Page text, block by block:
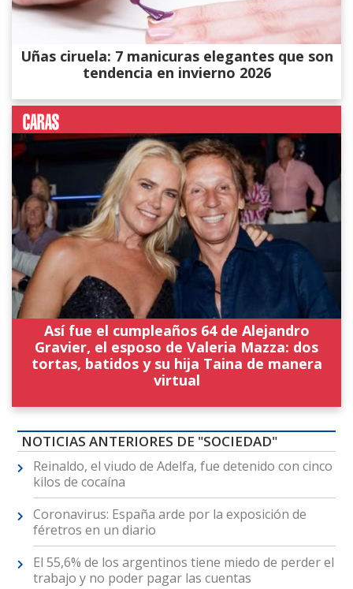
Uñas ciruela: 7 manicuras elegantes que son
tendencia en invierno 2026
Así fue el cumpleaños 64 de Alejandro
Gravier, el esposo de Valeria Mazza: dos
tortas, batidos y su hija Taina de manera
virtual
NOTICIAS ANTERIORES DE "SOCIEDAD"
Reinaldo, el viudo de Adelfa, fue detenido con cinco
kilos de cocaína
Coronavirus: España arde por la exposición de
féretros en un diario
El 55,6% de los argentinos tiene miedo de perder el
trabajo y no poder pagar las cuentas